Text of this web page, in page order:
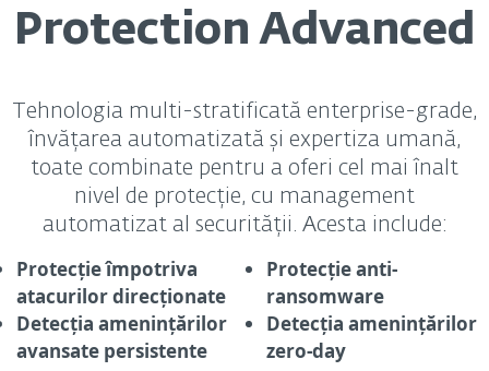
Protection Advanced
Tehnologia multi-stratificată enterprise-grade,
învățarea automatizată și expertiza umană,
toate combinate pentru a oferi cel mai înalt
nivel de protecție, cu management
automatizat al securității. Acesta include:
Protecție împotriva
atacurilor direcționate
Detecția amenințărilor
avansate persistente
Protecție anti-
ransomware
Detecția amenințărilor
zero-day